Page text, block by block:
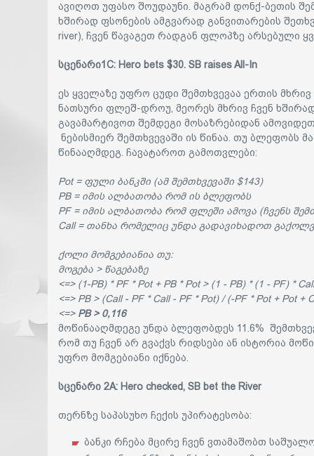
ავიღოთ უფასო შოუდაუნი. მაგრამ დონქ-ბეთის
ხშირად ფსონების ამგვარად განვითარების
river), ჩვენ წავაგეთ რადგან ფლოპზე არსებული
სცენარი1C: Hero bets $30. SB raises All-In
ეს ყველაზე უფრო ცუდი შემთხვევაა ერთის
ნათსური ფლეშ-დროუ, მეორეს მხრივ ჩვენ ხშირად
გავამარტივოთ შემდეგი მოსაზრებიდან
ნებისმიერ შემთხვევაში ის წინაა. თუ ბლეფობს
წინააღმდეგ. ჩავატაროთ გამოთვლები:
Pot = ფული ბანკში (ამ შემთხვევაში $143)
PB = იმის ალბათობა რომ ის ბლეფობს
PF = იმის ალბათობა რომ ფლეში ამოვა (ჩვენს
Call = თანხა რომელიც უნდა გადავიხადოთ
ქოლი მომგებიანია თუ:
მოგება > წაგებაზე
<=> (1-PB) * PF * Pot + PB * Pot > (1 - PB) * (1 - PF) *
<=> PB > (Call - PF * Call - PF * Pot) / (-PF * Pot + Pot +
<=> PB > 0,116
მოწინააღმდეგე უნდა ბლეფობდეს 11.6%
რომ თუ ჩვენ არ გვაქვს რიდსები ან ისტორია
უფრო მომგებიანი იქნება.
სცენარი 2A: Hero checked, SB bet the River
თერნზე საპასუხო ჩექის უპირატესობა:
ბანკი რჩება მცირე ჩვენ ვთამაშობთ